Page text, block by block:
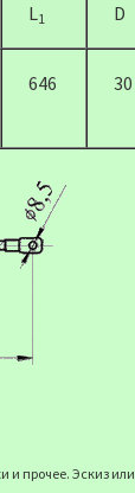
L1 D
646 30
и прочее. Эскиз или